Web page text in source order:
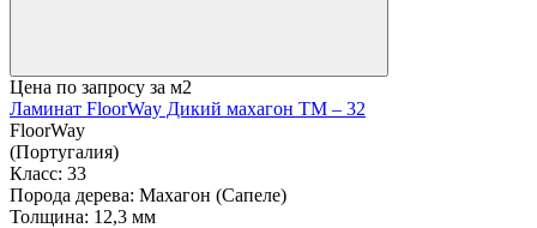
Цена по запросу за м2
Ламинат FloorWay Дикий махагон ТМ – 32
FloorWay
(Португалия)
Класс: 33
Порода дерева: Махагон (Сапеле)
Толщина: 12,3 мм